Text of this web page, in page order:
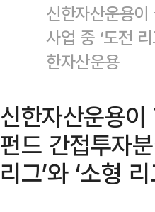
신한자산운용
사업 중 ‘도전
한자산운용
신한자산운용
펀드 간접투자
리그’와 ‘소형